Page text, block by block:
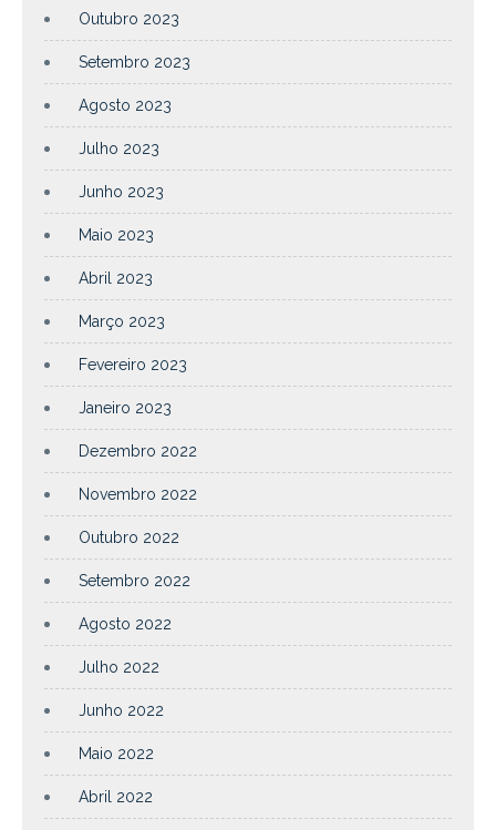
Outubro 2023
Setembro 2023
Agosto 2023
Julho 2023
Junho 2023
Maio 2023
Abril 2023
Março 2023
Fevereiro 2023
Janeiro 2023
Dezembro 2022
Novembro 2022
Outubro 2022
Setembro 2022
Agosto 2022
Julho 2022
Junho 2022
Maio 2022
Abril 2022